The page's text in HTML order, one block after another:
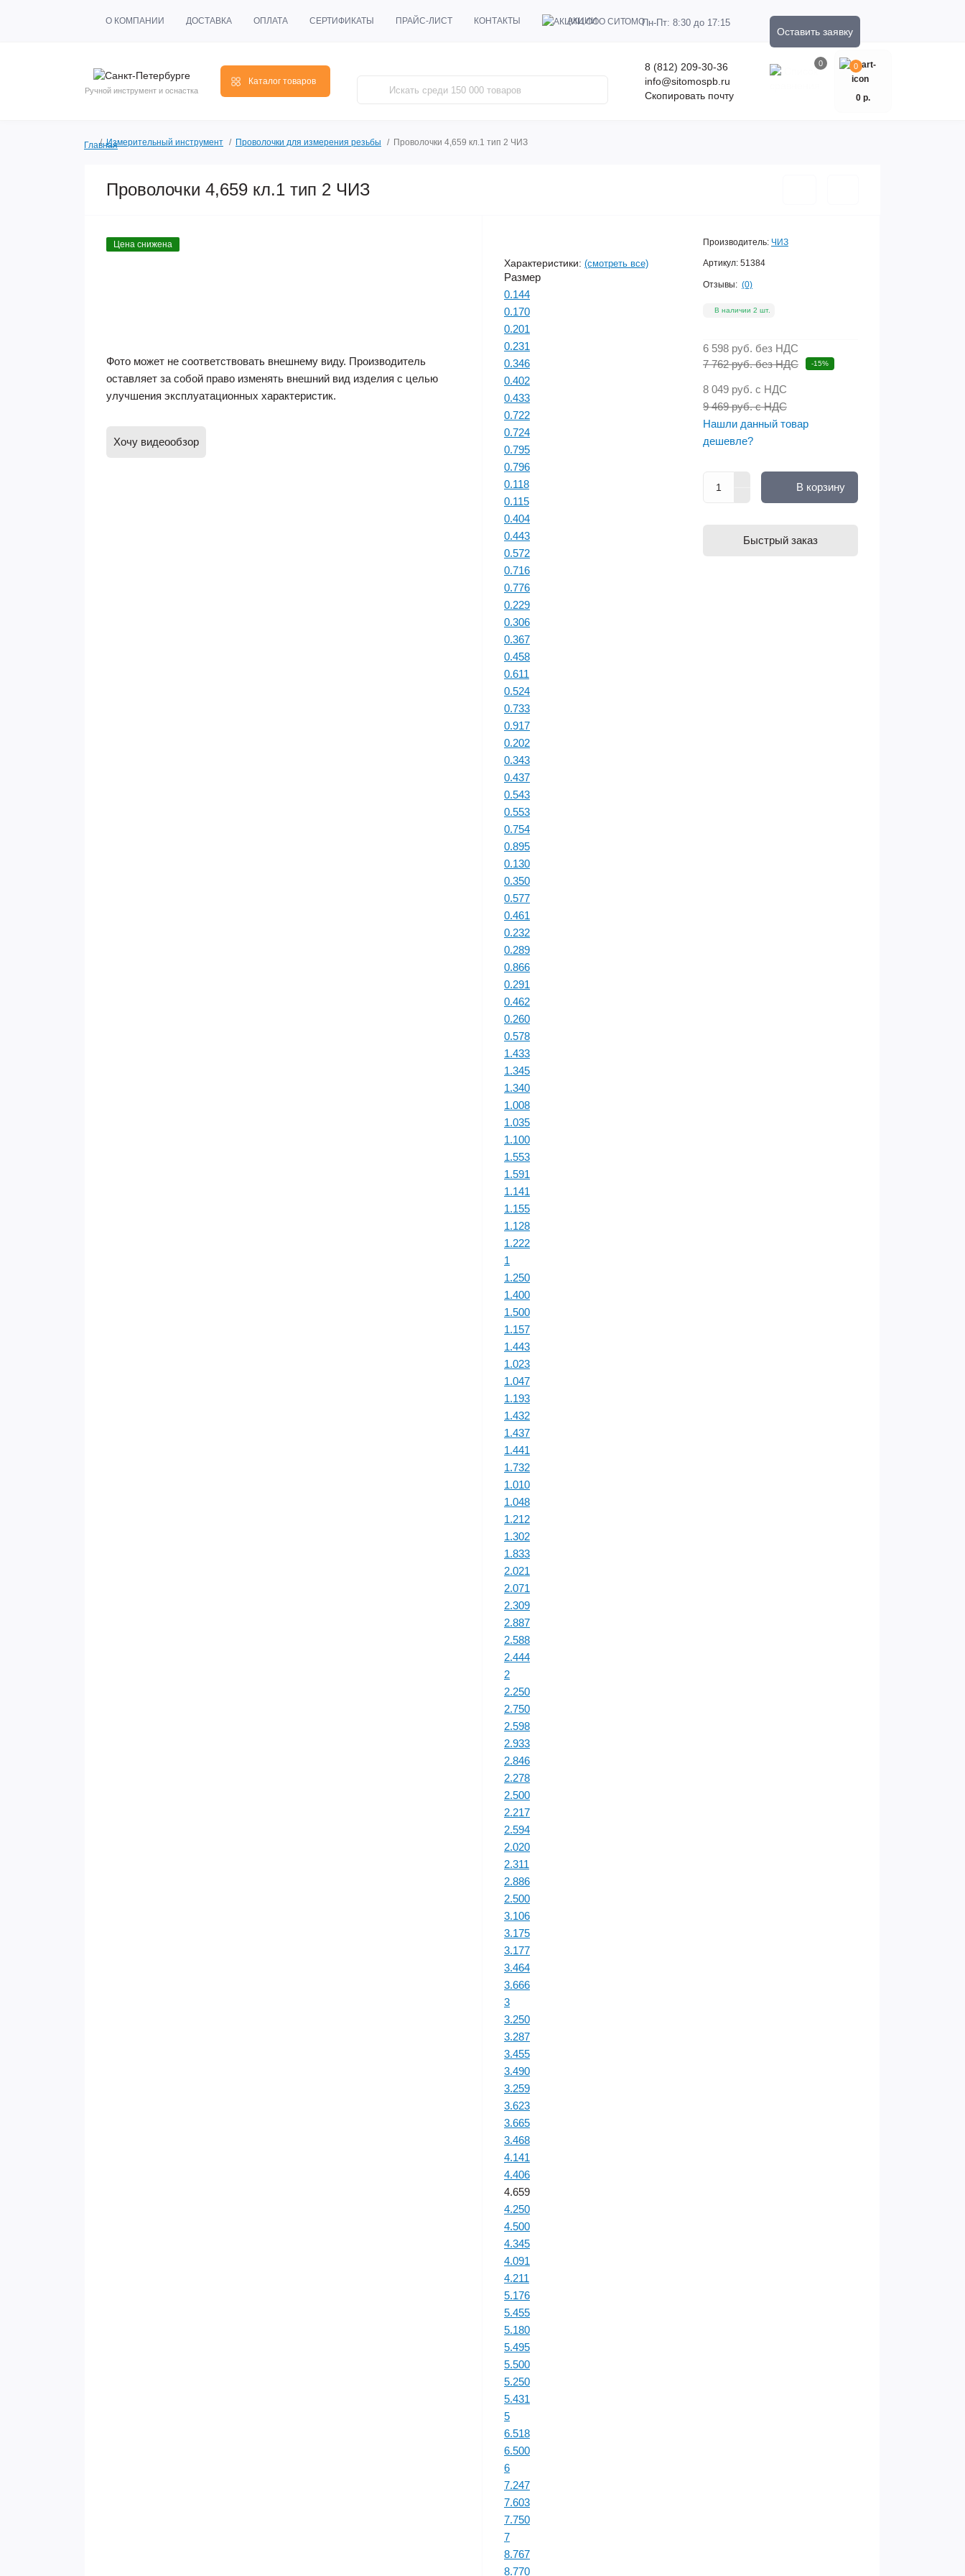
О КОМПАНИИ ДОСТАВКА ОПЛАТА СЕРТИФИКАТЫ ПРАЙС-ЛИСТ КОНТАКТЫ АКЦИИ Пн-Пт: 8:30 до 17:15
Оставить заявку
Ручной инструмент и оснастка
Каталог товаров
8 (812) 209-30-36
info@sitomospb.ru
Скопировать почту
0 0
0 р.
ГлавнаяИзмерительный инструмент Проволочки для измерения резьбы Проволочки 4,659 кл.1 тип 2 ЧИЗ
Проволочки 4,659 кл.1 тип 2 ЧИЗ
Цена снижена
Фото может не соответствовать внешнему виду. Производитель
оставляет за собой право изменять внешний вид изделия с целью
улучшения эксплуатационных характеристик.
Хочу видеообзор
Характеристики: (смотреть все)
Размер
0.144
0.170
0.201
0.231
0.346
0.402
0.433
0.722
0.724
0.795
0.796
0.118
0.115
0.404
0.443
0.572
0.716
0.776
0.229
0.306
0.367
0.458
0.611
0.524
0.733
0.917
0.202
0.343
0.437
0.543
0.553
0.754
0.895
0.130
0.350
0.577
0.461
0.232
0.289
0.866
0.291
0.462
0.260
0.578
1.433
1.345
1.340
1.008
1.035
1.100
1.553
1.591
1.141
1.155
1.128
1.222
1
1.250
1.400
1.500
1.157
1.443
1.023
1.047
1.193
1.432
1.437
1.441
1.732
1.010
1.048
1.212
1.302
1.833
2.021
2.071
2.309
2.887
2.588
2.444
2
2.250
2.750
2.598
2.933
2.846
2.278
2.500
2.217
2.594
2.020
2.311
2.886
2.500
3.106
3.175
3.177
3.464
3.666
3
3.250
3.287
3.455
3.490
3.259
3.623
3.665
3.468
4.141
4.406
4.659
4.250
4.500
4.345
4.091
4.211
5.176
5.455
5.180
5.495
5.500
5.250
5.431
5
6.518
6.500
6
7.247
7.603
7.750
7
8.767
8.770
Производитель: ЧИЗ
Артикул: 51384
Отзывы: (0)
В наличии 2 шт.
6 598 руб. без НДС
7 762 руб. без НДС
-15%
8 049 руб. с НДС
9 469 руб. с НДС
Нашли данный товар
дешевле?
В корзину
Быстрый заказ